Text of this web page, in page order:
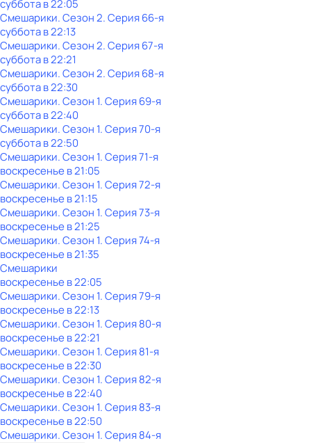
субботав22:05
Смешарики. Сезон 2. Серия 66-я
субботав22:13
Смешарики. Сезон 2. Серия 67-я
субботав22:21
Смешарики. Сезон 2. Серия 68-я
субботав22:30
Смешарики. Сезон 1. Серия 69-я
субботав22:40
Смешарики. Сезон 1. Серия 70-я
субботав22:50
Смешарики. Сезон 1. Серия 71-я
воскресенье в21:05
Смешарики. Сезон 1. Серия 72-я
воскресенье в21:15
Смешарики. Сезон 1. Серия 73-я
воскресенье в21:25
Смешарики. Сезон 1. Серия 74-я
воскресенье в21:35
Смешарики
воскресенье в22:05
Смешарики. Сезон 1. Серия 79-я
воскресенье в22:13
Смешарики. Сезон 1. Серия 80-я
воскресенье в22:21
Смешарики. Сезон 1. Серия 81-я
воскресенье в22:30
Смешарики. Сезон 1. Серия 82-я
воскресенье в22:40
Смешарики. Сезон 1. Серия 83-я
воскресенье в22:50
Смешарики. Сезон 1. Серия 84-я